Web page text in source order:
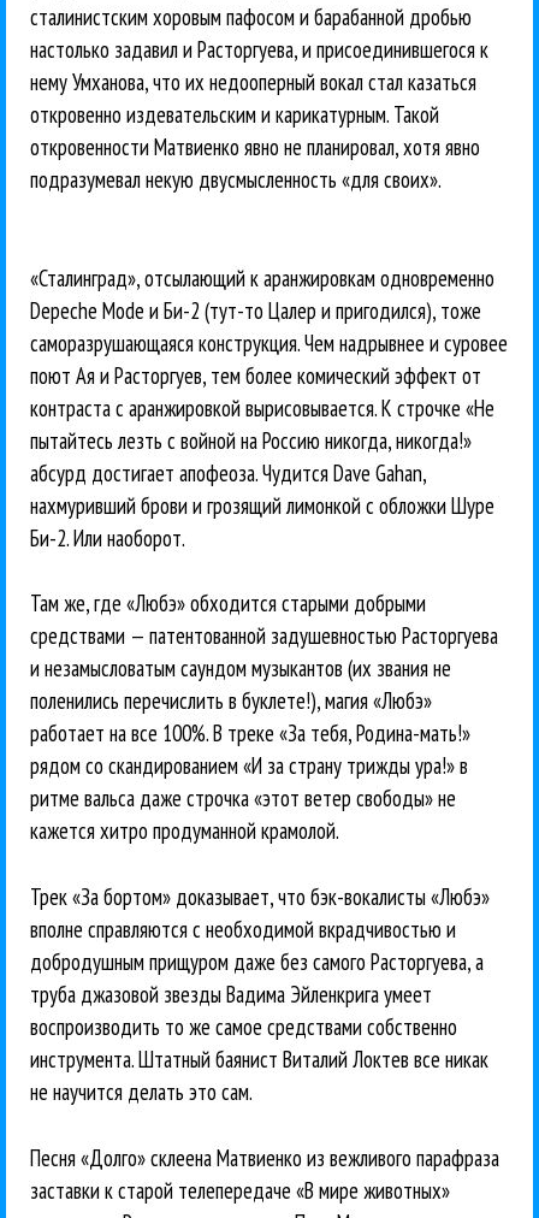
сталинистским хоровым пафосом и барабанной дробью
настолько задавил и Расторгуева, и присоединившегося к
нему Умханова, что их недооперный вокал стал казаться
откровенно издевательским и карикатурным. Такой
откровенности Матвиенко явно не планировал, хотя явно
подразумевал некую двусмысленность «для своих».
«Сталинград», отсылающий к аранжировкам одновременно
Depeche Mode и Би-2 (тут-то Цалер и пригодился), тоже
саморазрушающаяся конструкция. Чем надрывнее и суровее
поют Ая и Расторгуев, тем более комический эффект от
контраста с аранжировкой вырисовывается. К строчке «Не
пытайтесь лезть с войной на Россию никогда, никогда!»
абсурд достигает апофеоза. Чудится Dave Gahan,
нахмуривший брови и грозящий лимонкой с обложки Шуре
Би-2. Или наоборот.
Там же, где «Любэ» обходится старыми добрыми
средствами — патентованной задушевностью Расторгуева
и незамысловатым саундом музыкантов (их звания не
поленились перечислить в буклете!), магия «Любэ»
работает на все 100%. В треке «За тебя, Родина-мать!»
рядом со скандированием «И за страну трижды ура!» в
ритме вальса даже строчка «этот ветер свободы» не
кажется хитро продуманной крамолой.
Трек «За бортом» доказывает, что бэк-вокалисты «Любэ»
вполне справляются с необходимой вкрадчивостью и
добродушным прищуром даже без самого Расторгуева, а
труба джазовой звезды Вадима Эйленкрига умеет
воспроизводить то же самое средствами собственно
инструмента. Штатный баянист Виталий Локтев все никак
не научится делать это сам.
Песня «Долго» склеена Матвиенко из вежливого парафраза
заставки к старой телепередаче «В мире животных»